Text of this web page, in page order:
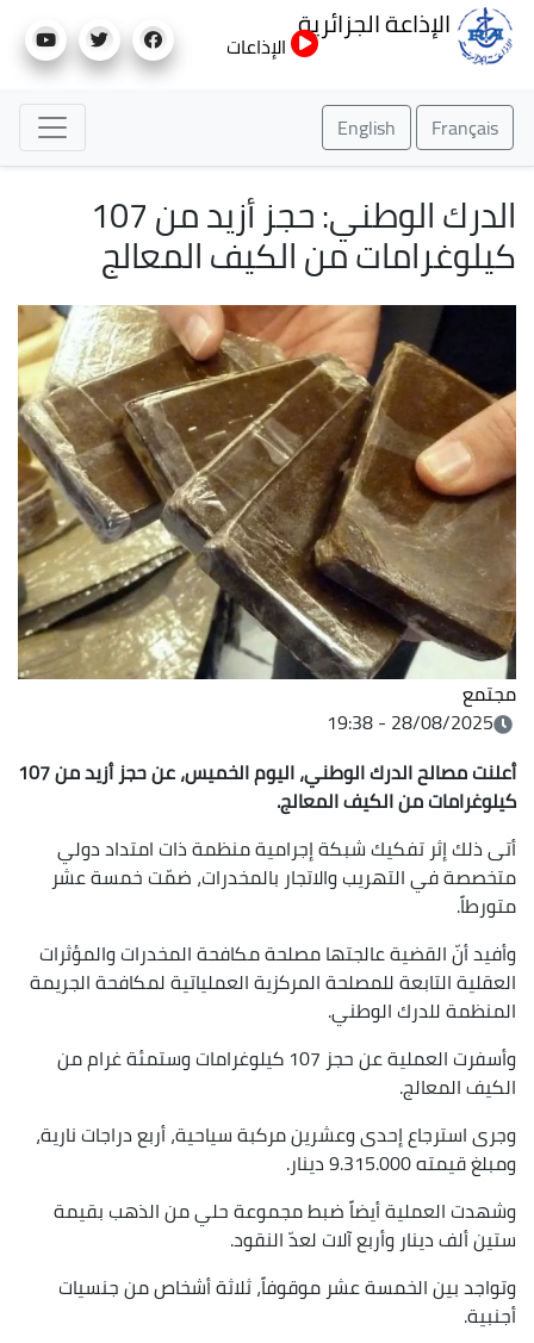
إلى
الإذاعة الجزائرية
الإذاعات
Français
English
الدرك الوطني: حجز أزيد من 107
كيلوغرامات من الكيف المعالج
مجتمع
28/08/2025 - 19:38
أعلنت مصالح الدرك الوطني،
اليوم الخميس، عن حجز أزيد من 107
كيلوغرامات من الكيف المعالج.
أتى ذلك إثر تفكيك شبكة إجرامية منظمة ذات امتداد دولي
متخصصة في التهريب والاتجار بالمخدرات، ضمّت خمسة عشر
متورطاً.
وأفيد أنّ القضية عالجتها مصلحة مكافحة المخدرات والمؤثرات
العقلية التابعة للمصلحة المركزية العملياتية لمكافحة الجريمة
المنظمة للدرك الوطني.
وأسفرت العملية عن حجز 107 كيلوغرامات وستمئة غرام من
الكيف المعالج.
وجرى استرجاع إحدى وعشرين مركبة سياحية، أربع دراجات نارية،
ومبلغ قيمته 9.315.000 دينار.
وشهدت العملية أيضاً ضبط مجموعة حلي من الذهب بقيمة
ستين ألف دينار وأربع آلات لعدّ النقود.
وتواجد بين الخمسة عشر موقوفاً، ثلاثة أشخاص من جنسيات
أجنبية.